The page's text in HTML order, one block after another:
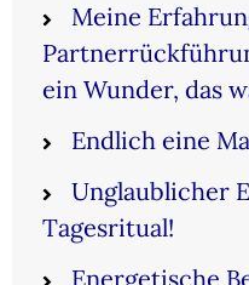
Meine
ein Wunder, das
Endlich eine
Unglaublicher
Tagesritual!
Energetische